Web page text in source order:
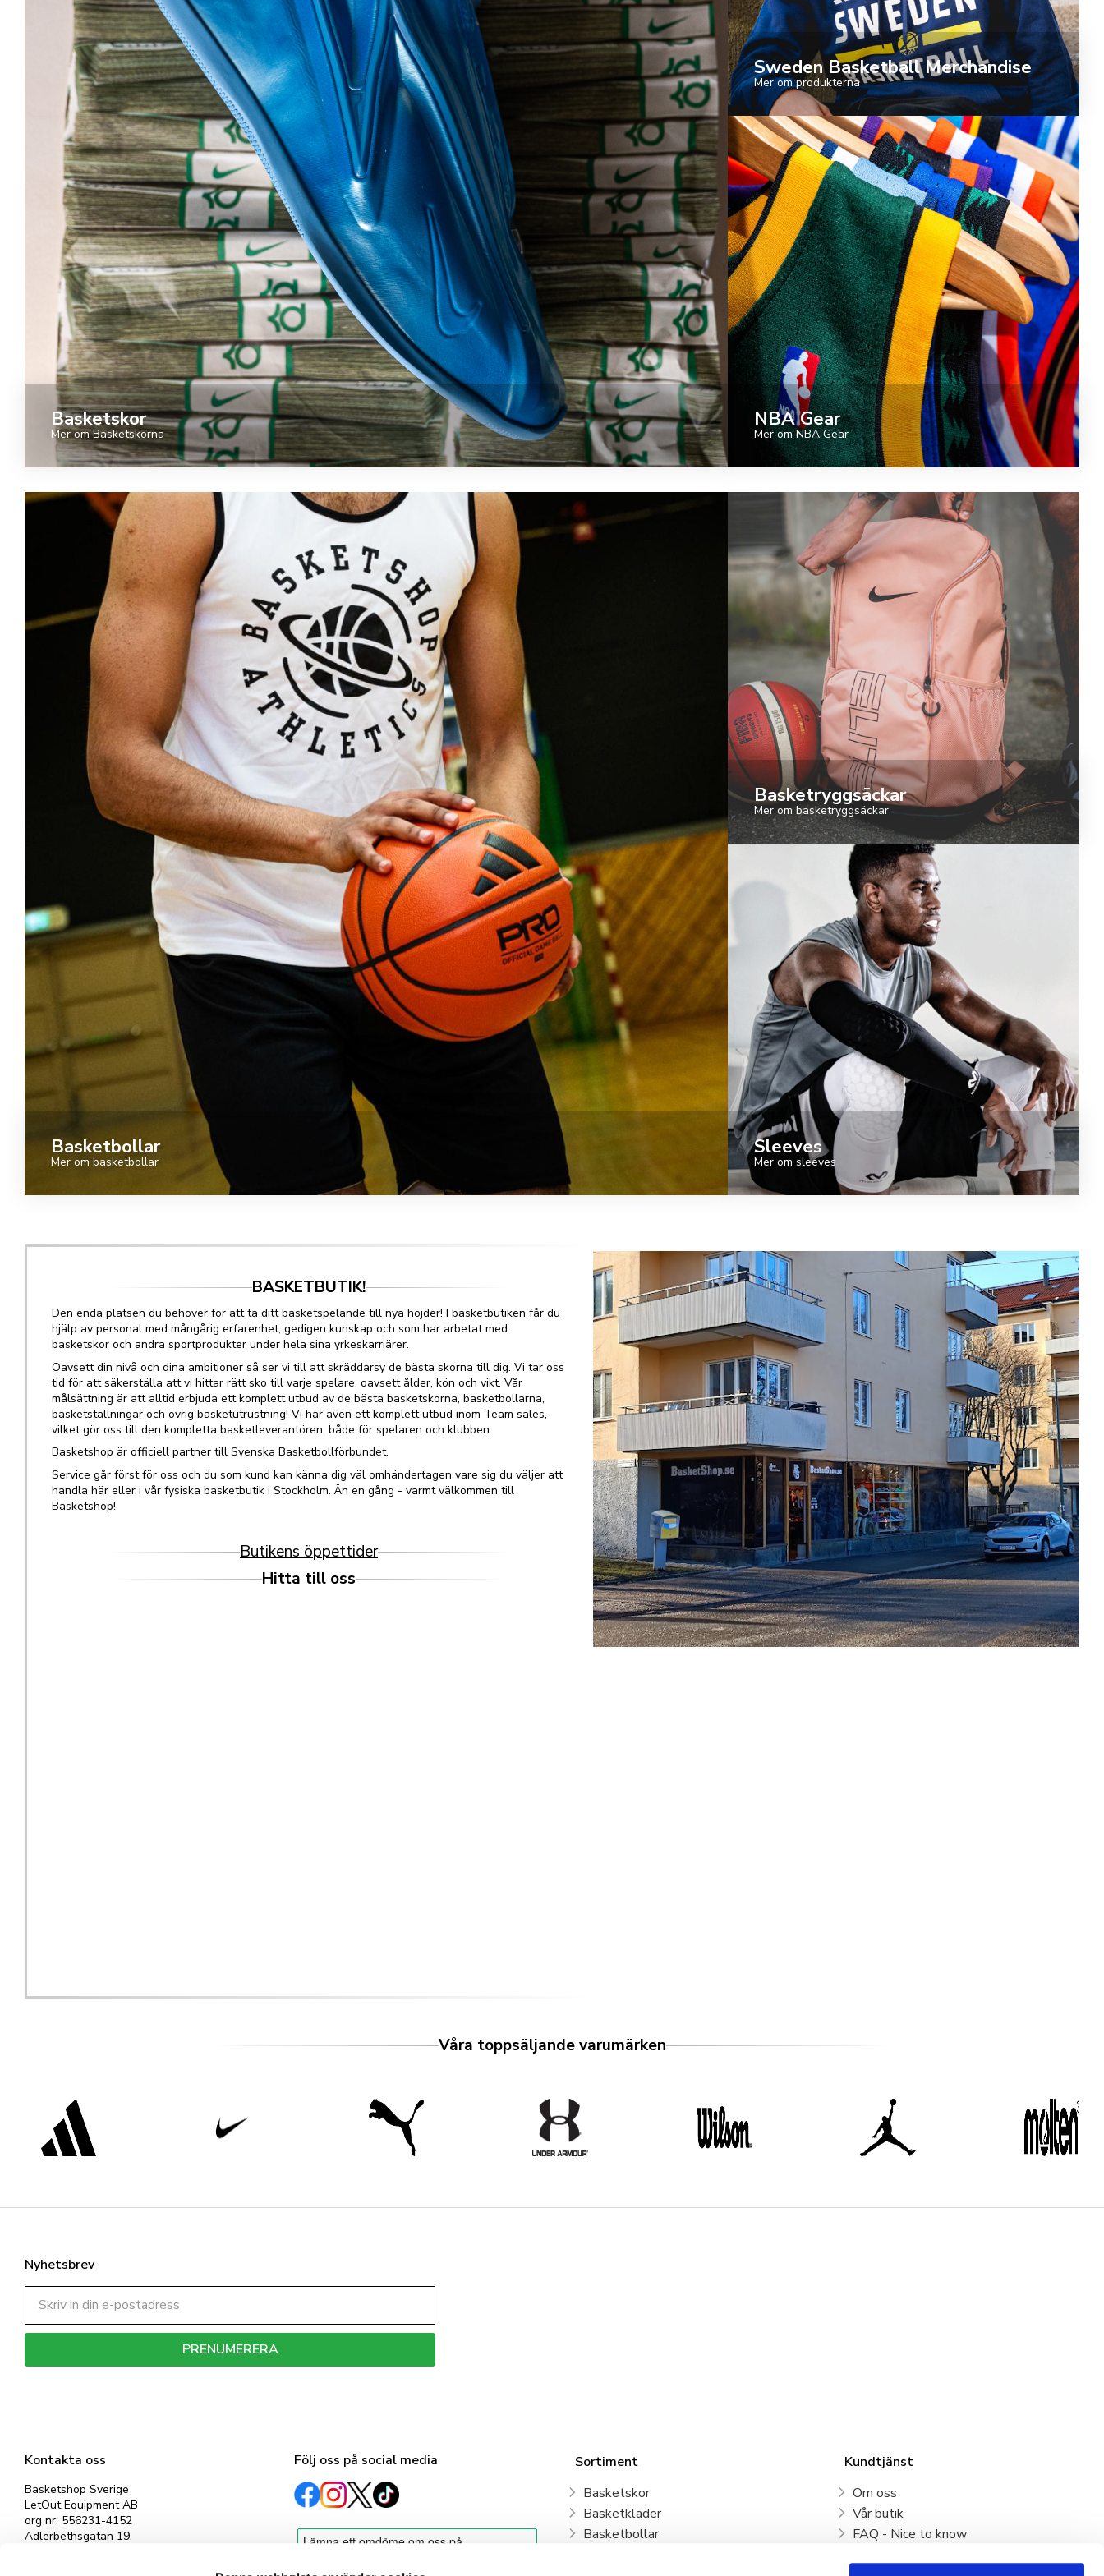
Basketskor
Mer om Basketskorna
Sweden Basketball Merchandise
Mer om produkterna
NBA Gear
Mer om NBA Gear
Basketbollar
Mer om basketbollar
Basketryggsäckar
Mer om basketryggsäckar
Sleeves
Mer om sleeves
BASKETBUTIK!
Den enda platsen du behöver för att ta ditt basketspelande till nya höjder! I basketbutiken får du
hjälp av personal med mångårig erfarenhet, gedigen kunskap och som har arbetat med
basketskor och andra sportprodukter under hela sina yrkeskarriärer.
Oavsett din nivå och dina ambitioner så ser vi till att skräddarsy de bästa skorna till dig. Vi tar oss
tid för att säkerställa att vi hittar rätt sko till varje spelare, oavsett ålder, kön och vikt. Vår
målsättning är att alltid erbjuda ett komplett utbud av de bästa basketskorna, basketbollarna,
basketställningar och övrig basketutrustning! Vi har även ett komplett utbud inom Team sales,
vilket gör oss till den kompletta basketleverantören, både för spelaren och klubben.
Basketshop är officiell partner till Svenska Basketbollförbundet.
Service går först för oss och du som kund kan känna dig väl omhändertagen vare sig du väljer att
handla här eller i vår fysiska basketbutik i Stockholm. Än en gång - varmt välkommen till
Basketshop!
Butikens öppettider
Hitta till oss
Våra toppsäljande varumärken
Kontakta oss
Basketshop Sverige
LetOut Equipment AB
org nr: 556231-4152
Adlerbethsgatan 19,
Följ oss på social media
Sortiment
Basketskor
Basketkläder
Basketbollar
Kundtjänst
Om oss
Vår butik
FAQ - Nice to know
Nyhetsbrev
PRENUMERERA